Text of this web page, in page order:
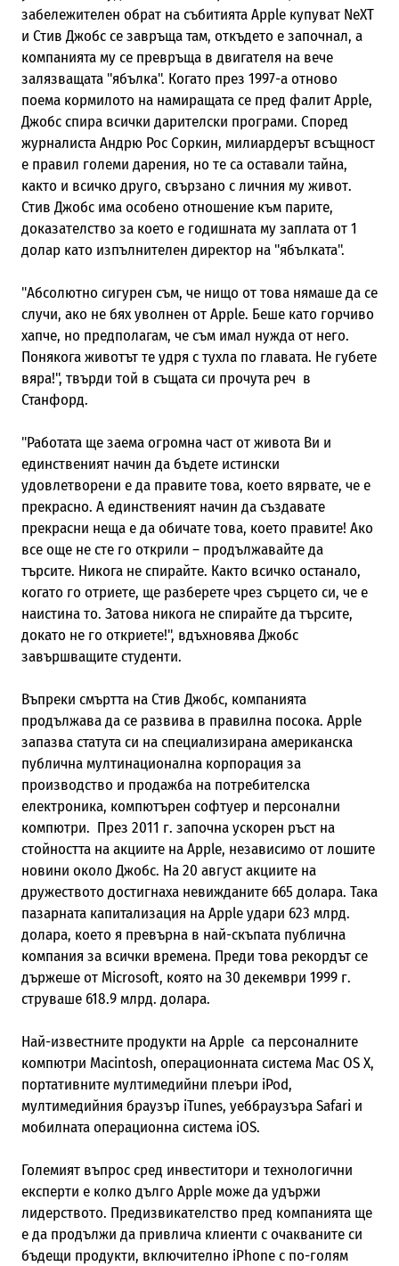
забележителен обрат на събитията Apple купуват NeXT
и Стив Джобс се завръща там, откъдето е започнал, а
компанията му се превръща в двигателя на вече
залязващата "ябълка". Когато през 1997-а отново
поема кормилото на намиращата се пред фалит Apple,
Джобс спира всички дарителски програми. Според
журналиста Андрю Рос Соркин, милиардерът всъщност
е правил големи дарения, но те са оставали тайна,
както и всичко друго, свързано с личния му живот.
Стив Джобс има особено отношение към парите,
доказателство за което е годишната му заплата от 1
долар като изпълнителен директор на "ябълката".
"Абсолютно сигурен съм, че нищо от това нямаше да се
случи, ако не бях уволнен от Apple. Беше като горчиво
хапче, но предполагам, че съм имал нужда от него.
Понякога животът те удря с тухла по главата. Не губете
вяра!", твърди той в същата си прочута реч в
Станфорд.
"Работата ще заема огромна част от живота Ви и
единственият начин да бъдете истински
удовлетворени е да правите това, което вярвате, че е
прекрасно. А единственият начин да създавате
прекрасни неща е да обичате това, което правите! Ако
все още не сте го открили – продължавайте да
търсите. Никога не спирайте. Както всичко останало,
когато го отриете, ще разберете чрез сърцето си, че е
наистина то. Затова никога не спирайте да търсите,
докато не го откриете!", вдъхновява Джобс
завършващите студенти.
Въпреки смъртта на Стив Джобс, компанията
продължава да се развива в правилна посока. Apple
запазва статута си на специализирана американска
публична мултинационална корпорация за
производство и продажба на потребителска
електроника, компютърен софтуер и персонални
компютри. През 2011 г. започна ускорен ръст на
стойността на акциите на Apple, независимо от лошите
новини около Джобс. На 20 август акциите на
дружеството достигнаха невижданите 665 долара. Така
пазарната капитализация на Apple удари 623 млрд.
долара, което я превърна в най-скъпата публична
компания за всички времена. Преди това рекордът се
държеше от Microsoft, която на 30 декември 1999 г.
струваше 618.9 млрд. долара.
Най-известните продукти на Apple са персоналните
компютри Macintosh, операционната система Mac OS X,
портативните мултимедийни плеъри iPod,
мултимедийния браузър iTunes, уеббраузъра Safari и
мобилната операционна система iOS.
Големият въпрос сред инвеститори и технологични
експерти е колко дълго Apple може да удържи
лидерството. Предизвикателство пред компанията ще
е да продължи да привлича клиенти с очакваните си
бъдещи продукти, включително iPhone с по-голям